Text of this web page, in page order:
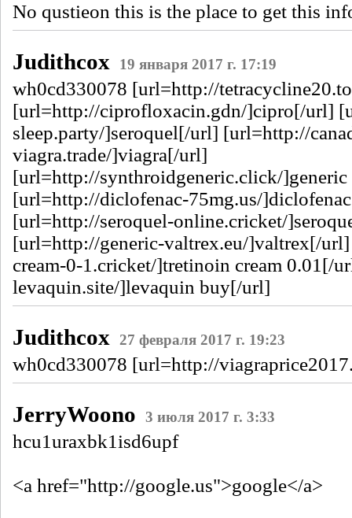
No qustieon this is the place to get this
Judithcox 19 января 2017 г. 17:19
wh0cd330078 [url=http://
[url=http://ciprofloxacin.gdn/]cipro[/url]
sleep.party/]seroquel[/url] [url=http://
viagra.trade/]viagra[/url]
[url=http://synthroidgeneric.click/
[url=http://diclofenac-75mg.us/
[url=http://seroquel-online.cricket/
[url=http://generic-valtrex.eu/]valtrex[/
cream-0-1.cricket/]tretinoin cream 0.01[/
levaquin.site/]levaquin buy[/url]
Judithcox 27 февраля 2017 г. 19:23
wh0cd330078 [url=http://
JerryWoono 3 июля 2017 г. 3:33
hcu1uraxbk1isd6upf
<a href="http://google.us">google</a>